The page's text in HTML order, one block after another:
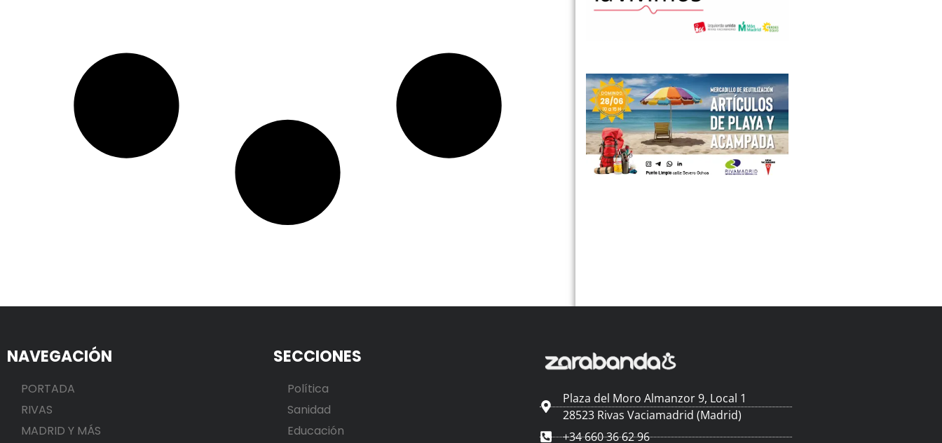
NAVEGACIÓN
PORTADA
RIVAS
MADRID Y MÁS
SECCIONES
Política
Sanidad
Educación
Plaza del Moro Almanzor 9, Local 1
28523 Rivas Vaciamadrid (Madrid)
+34 660 36 62 96